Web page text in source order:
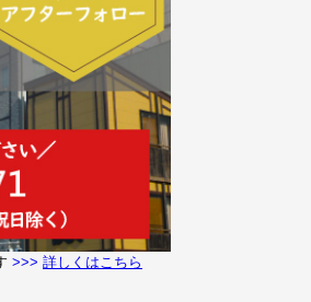
>>> 詳しくはこちら